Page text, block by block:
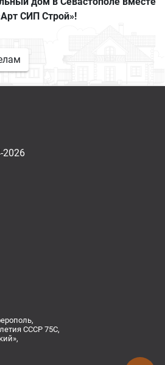
СИП Строй»!
2026
СССР 75С,